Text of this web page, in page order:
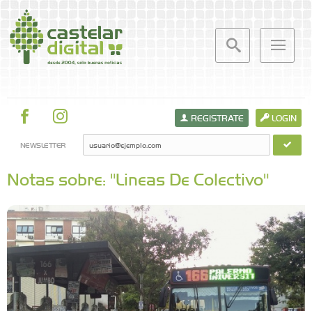
LOGIN
REGISTRATE
NEWSLETTER
Notas sobre: "Lineas De Colectivo"